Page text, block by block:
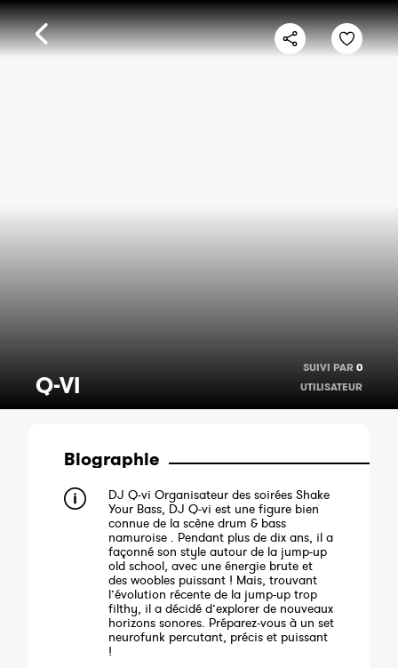
Q-VI
SUIVI PAR 0
UTILISATEUR
Biographie
DJ Q-vi Organisateur des soirées Shake
Your Bass, DJ Q-vi est une figure bien
connue de la scène drum & bass
namuroise . Pendant plus de dix ans, il a
façonné son style autour de la jump-up
old school, avec une énergie brute et
des woobles puissant ! Mais, trouvant
l’évolution récente de la jump-up trop
filthy, il a décidé d’explorer de nouveaux
horizons sonores. Préparez-vous à un set
neurofunk percutant, précis et puissant
!